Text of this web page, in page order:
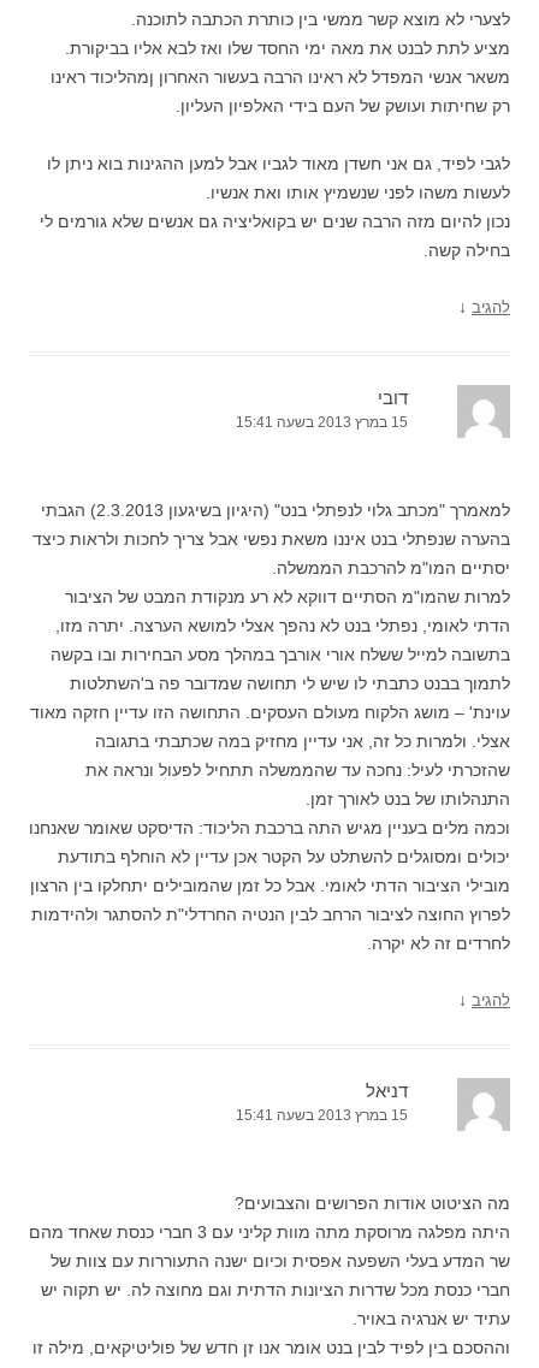
לצערי לא מוצא קשר ממשי בין כותרת הכתבה לתוכנה.
מציע לתת לבנט את מאה ימי החסד שלו ואז לבא אליו בביקורת.
משאר אנשי המפדל לא ראינו הרבה בעשור האחרון ןמהליכוד ראינו
רק שחיתות ועושק של העם בידי האלפיון העליון.
לגבי לפיד, גם אני חשדן מאוד לגביו אבל למען ההגינות בוא ניתן לו
לעשות משהו לפני שנשמיץ אותו ואת אנשיו.
נכון להיום מזה הרבה שנים יש בקואליציה גם אנשים שלא גורמים לי
בחילה קשה.
להגיב ↓
דובי
15 במרץ 2013 בשעה 15:41
למאמרך "מכתב גלוי לנפתלי בנט" (היגיון בשיגעון 2.3.2013) הגבתי
בהערה שנפתלי בנט איננו משאת נפשי אבל צריך לחכות ולראות כיצד
יסתיים המו"מ להרכבת הממשלה.
למרות שהמו"מ הסתיים דווקא לא רע מנקודת המבט של הציבור
הדתי לאומי, נפתלי בנט לא נהפך אצלי למושא הערצה. יתרה מזו,
בתשובה למייל ששלח אורי אורבך במהלך מסע הבחירות ובו בקשה
לתמוך בבנט כתבתי לו שיש לי תחושה שמדובר פה ב'השתלטות
עוינת' – מושג הלקוח מעולם העסקים. התחושה הזו עדיין חזקה מאוד
אצלי. ולמרות כל זה, אני עדיין מחזיק במה שכתבתי בתגובה
שהזכרתי לעיל: נחכה עד שהממשלה תתחיל לפעול ונראה את
התנהלותו של בנט לאורך זמן.
וכמה מלים בעניין מגיש התה ברכבת הליכוד: הדיסקט שאומר שאנחנו
יכולים ומסוגלים להשתלט על הקטר אכן עדיין לא הוחלף בתודעת
מובילי הציבור הדתי לאומי. אבל כל זמן שהמובילים יתחלקו בין הרצון
לפרוץ החוצה לציבור הרחב לבין הנטיה החרדלי"ת להסתגר ולהידמות
לחרדים זה לא יקרה.
להגיב ↓
דניאל
15 במרץ 2013 בשעה 15:41
מה הציטוט אודות הפרושים והצבועים?
היתה מפלגה מרוסקת מתה מוות קליני עם 3 חברי כנסת שאחד מהם
שר המדע בעלי השפעה אפסית וכיום ישנה התעוררות עם צוות של
חברי כנסת מכל שדרות הציונות הדתית וגם מחוצה לה. יש תקוה יש
עתיד יש אנרגיה באויר.
וההסכם בין לפיד לבין בנט אומר אנו זן חדש של פוליטיקאים, מילה זו